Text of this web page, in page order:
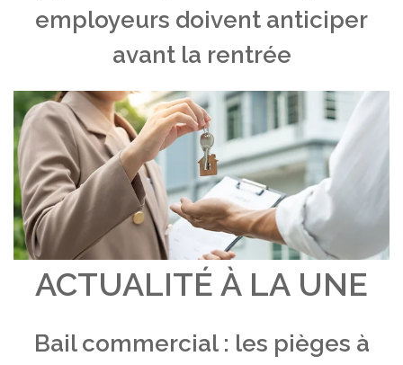
employeurs doivent anticiper
avant la rentrée
ACTUALITÉ À LA UNE
Bail commercial : les pièges à